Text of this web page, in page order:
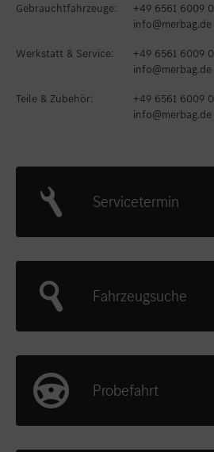
Gebrauchtfahrzeuge:
+49 6561 6009 0
info@merbag.de
Werkstatt & Service:
+49 6561 6009 0
info@merbag.de
Teile & Zubehör:
+49 6561 6009 0
info@merbag.de
Servicetermin
Fahrzeugsuche
Probefahrt